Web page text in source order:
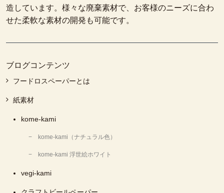
造しています。様々な廃棄素材で、お客様のニーズに合わ
せた柔軟な素材の開発も可能です。
ブログコンテンツ
フードロスペーパーとは
紙素材
kome-kami
kome-kami（ナチュラル色）
kome-kami 浮世絵ホワイト
vegi-kami